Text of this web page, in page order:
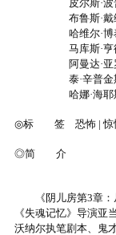
皮尔斯·波普
布鲁斯·戴维森
哈维尔·博泰特
马库斯·亨德森
阿曼达·亚罗斯
泰·辛普金斯
哈娜·海耶斯
◎标 签 恐怖 | 惊悚 |
◎简 介
《阴儿房第3章：
《失魂记忆》导演亚
沃纳尔执笔剧本、鬼